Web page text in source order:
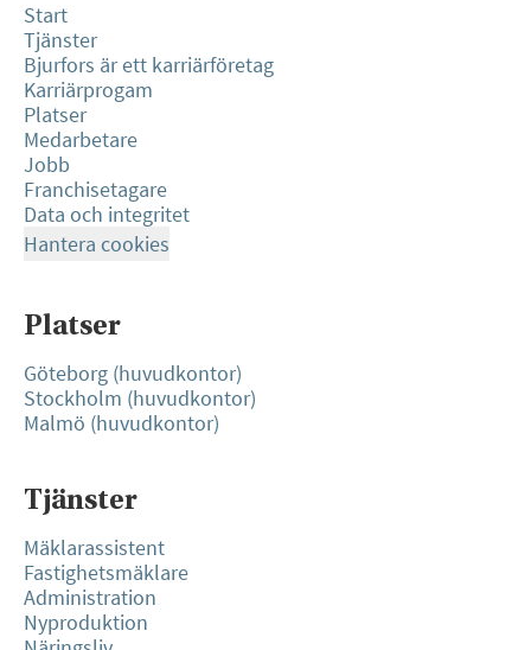
Start
Tjänster
Bjurfors är ett karriärföretag
Karriärprogam
Platser
Medarbetare
Jobb
Franchisetagare
Data och integritet
Hantera cookies
Platser
Göteborg (huvudkontor)
Stockholm (huvudkontor)
Malmö (huvudkontor)
Tjänster
Mäklarassistent
Fastighetsmäklare
Administration
Nyproduktion